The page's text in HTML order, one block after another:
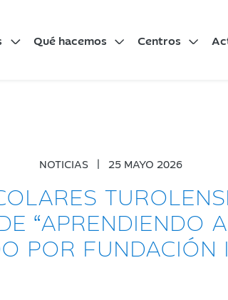
Qué hacemos Centros
NOTICIAS | 25 MAYO 2026
“APRENDIENDO
POR FUNDACIÓN